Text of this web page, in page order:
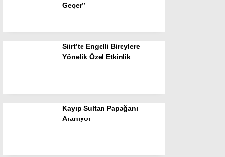
Geçer”
Siirt’te Engelli Bireylere
Yönelik Özel Etkinlik
Kayıp Sultan Papağanı
Aranıyor